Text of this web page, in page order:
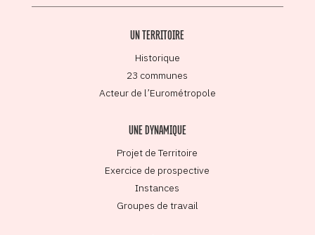
UN TERRITOIRE
Historique
23 communes
Acteur de l’Eurométropole
UNE DYNAMIQUE
Projet de Territoire
Exercice de prospective
Instances
Groupes de travail